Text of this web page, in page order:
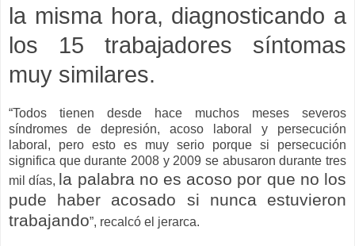
la misma hora, diagnosticando a
los 15 trabajadores síntomas
muy similares.
“Todos tienen desde hace muchos meses severos
síndromes de depresión, acoso laboral y persecución
laboral, pero esto es muy serio porque si persecución
significa que durante 2008 y 2009 se abusaron durante tres
mil días, la palabra no es acoso por que no los
pude haber acosado si nunca estuvieron
trabajando”, recalcó el jerarca.